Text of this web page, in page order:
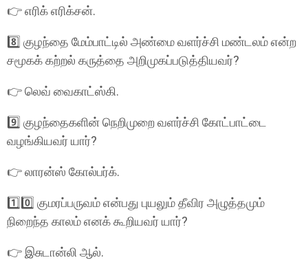
👉 எரிக் எரிக்சன்.
8️⃣ குழந்தை மேம்பாட்டில் அண்மை வளர்ச்சி மண்டலம் என்ற
சமூகக் கற்றல் கருத்தை அறிமுகப்படுத்தியவர்?
👉 லெவ் வைகாட்ஸ்கி.
9️⃣ குழந்தைகளின் நெறிமுறை வளர்ச்சி கோட்பாட்டை
வழங்கியவர் யார்?
👉 லாரன்ஸ் கோல்பர்க்.
1️⃣0️⃣ குமரப்பருவம் என்பது புயலும் தீவிர அழுத்தமும்
நிறைந்த காலம் எனக் கூறியவர் யார்?
👉 இசுடான்லி ஆல்.